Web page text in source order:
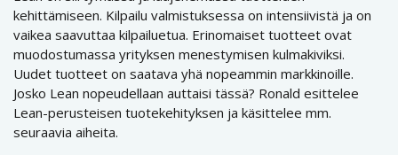
kehittämiseen. Kilpailu valmistuksessa on intensiivistä ja on
vaikea saavuttaa kilpailuetua. Erinomaiset tuotteet ovat
muodostumassa yrityksen menestymisen kulmakiviksi.
Uudet tuotteet on saatava yhä nopeammin markkinoille.
Josko Lean nopeudellaan auttaisi tässä? Ronald esittelee
Lean-perusteisen tuotekehityksen ja käsittelee mm.
seuraavia aiheita.